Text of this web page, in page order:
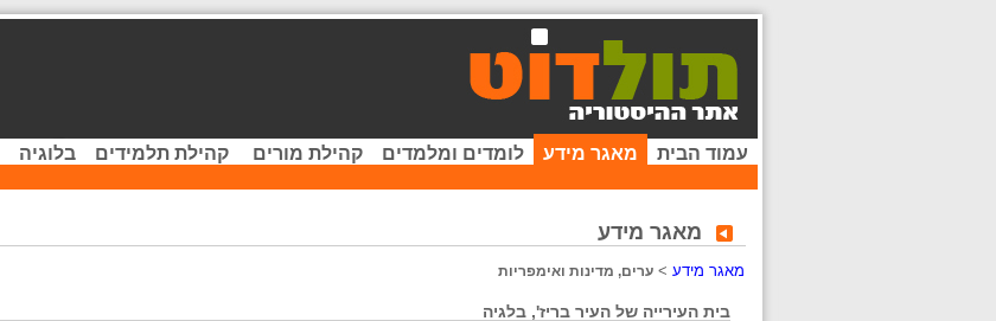
עמוד הבית מאגר מידע לומדים ומלמדים קהילת מורים קהילת תלמידים בלוגיה
מאגר מידע
מאגר מידע > ערים, מדינות ואימפריות
בית העירייה של העיר בריז', בלגיה